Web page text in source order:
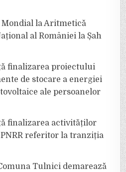
Mondial la Aritmetică
al României la Șah
finalizarea proiectului
de stocare a energiei
ale persoanelor
finalizarea activităților
referitor la tranziția
Tulnici demarează